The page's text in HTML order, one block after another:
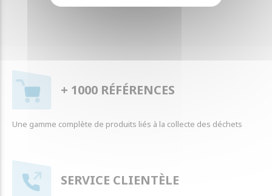
+ 1000 RÉFÉRENCES
Une gamme complète de produits liés à la collecte des déchets
SERVICE CLIENTÈLE